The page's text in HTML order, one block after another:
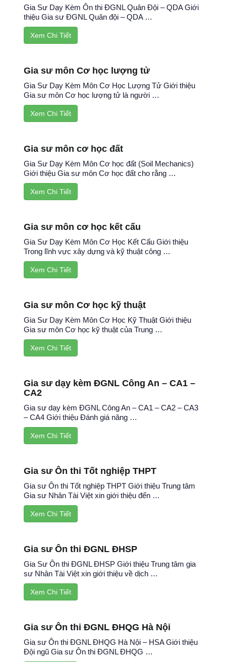
Gia Sư Dạy Kèm Ôn thi ĐGNL Quân Đội – QDA Giới
thiệu Gia sư ĐGNL Quân đội – QDA …
Xem Chi Tiết
Gia sư môn Cơ học lượng tử
Gia Sư Dạy Kèm Môn Cơ Học Lượng Tử Giới thiệu
Gia sư môn Cơ học lượng tử là người …
Xem Chi Tiết
Gia sư môn cơ học đất
Gia Sư Dạy Kèm Môn Cơ học đất (Soil Mechanics)
Giới thiệu Gia sư môn Cơ học đất cho rằng …
Xem Chi Tiết
Gia sư môn cơ học kết cấu
Gia Sư Dạy Kèm Môn Cơ Học Kết Cấu Giới thiệu
Trong lĩnh vực xây dựng và kỹ thuật công …
Xem Chi Tiết
Gia sư môn Cơ học kỹ thuật
Gia Sư Dạy Kèm Môn Cơ Học Kỹ Thuật Giới thiệu
Gia sư môn Cơ học kỹ thuật của Trung …
Xem Chi Tiết
Gia sư dạy kèm ĐGNL Công An – CA1 –
CA2
Gia sư dạy kèm ĐGNL Công An – CA1 – CA2 – CA3
– CA4 Giới thiệu Đánh giá năng …
Xem Chi Tiết
Gia sư Ôn thi Tốt nghiệp THPT
Gia sư Ôn thi Tốt nghiệp THPT Giới thiệu Trung tâm
Gia sư Nhân Tài Việt xin giới thiệu đến …
Xem Chi Tiết
Gia sư Ôn thi ĐGNL ĐHSP
Gia Sư Ôn thi ĐGNL ĐHSP Giới thiệu Trung tâm gia
sư Nhân Tài Việt xin giới thiệu về dịch …
Xem Chi Tiết
Gia sư Ôn thi ĐGNL ĐHQG Hà Nội
Gia sư Ôn thi ĐGNL ĐHQG Hà Nội – HSA Giới thiệu
Đội ngũ Gia sư Ôn thi ĐGNL ĐHQG …